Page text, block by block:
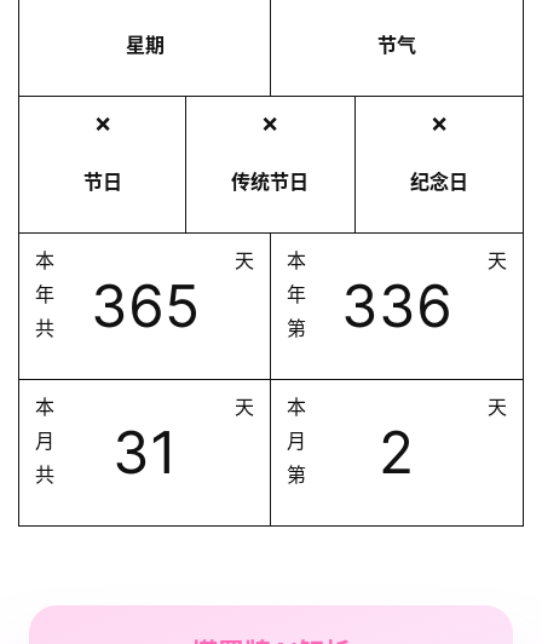
星期 节气
❌
节日
❌
传统节日
❌
纪念日
本
年
共
365
天
本
年
第
336
天
本
月
共
31
天
本
月
第
2
天